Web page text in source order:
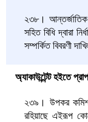
২৩৮। আন্তর্জাতিক
সহিত বিধি দ্বারা
সম্পর্কিত বিবরণী
অ্যাকাউন্টেন্ট হইতে
২৩৯। উপকর
রহিয়াছে এইরূপ